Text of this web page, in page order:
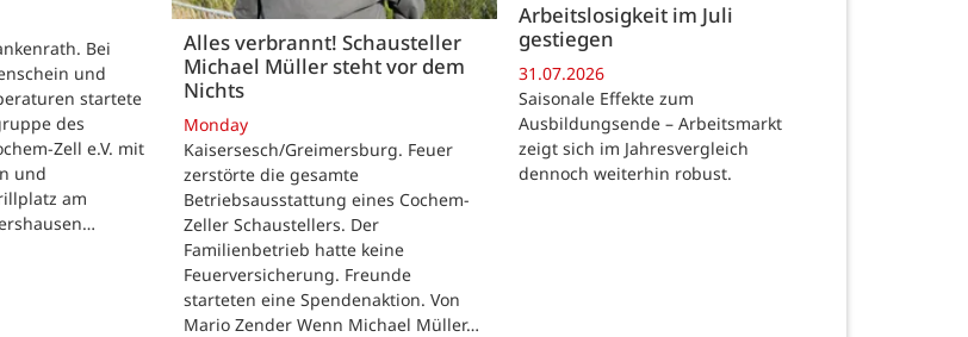
Bei
und
startete
des
Zell e.V. mit
und
am
Alles verbrannt! Schausteller
Michael Müller steht vor dem
Nichts
Monday
Kaisersesch/Greimersburg. Feuer
zerstörte die gesamte
Betriebsausstattung eines Cochem-
Zeller Schaustellers. Der
Familienbetrieb hatte keine
Feuerversicherung. Freunde
starteten eine Spendenaktion. Von
Mario Zender Wenn Michael Müller…
Arbeitslosigkeit im Juli
gestiegen
31.07.2026
Saisonale Effekte zum
Ausbildungsende – Arbeitsmarkt
zeigt sich im Jahresvergleich
dennoch weiterhin robust.